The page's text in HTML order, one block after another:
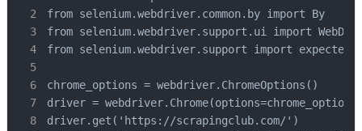
from selenium.webdriver.common.by import By
from selenium.webdriver.support.ui import
from selenium.webdriver.support import
chrome_options = webdriver.ChromeOptions()
driver =
driver.get('https://scrapingclub.com/')